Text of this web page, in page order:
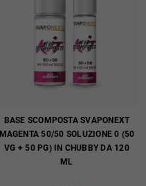
BASE SCOMPOSTA SVAPONEXT
MAGENTA 50/50 SOLUZIONE 0 (50
VG + 50 PG) IN CHUBBY DA 120
ML